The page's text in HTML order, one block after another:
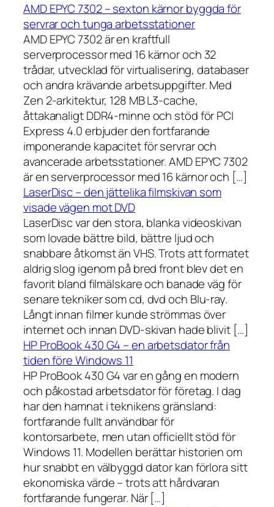
AMD EPYC 7302 – sexton kärnor byggda för
servrar och tunga arbetsstationer
AMD EPYC 7302 är en kraftfull
serverprocessor med 16 kärnor och 32
trådar, utvecklad för virtualisering, databaser
och andra krävande arbetsuppgifter. Med
Zen 2-arkitektur, 128 MB L3-cache,
åttakanaligt DDR4-minne och stöd för PCI
Express 4.0 erbjuder den fortfarande
imponerande kapacitet för servrar och
avancerade arbetsstationer. AMD EPYC 7302
är en serverprocessor med 16 kärnor och […]
LaserDisc – den jättelika filmskivan som
visade vägen mot DVD
LaserDisc var den stora, blanka videoskivan
som lovade bättre bild, bättre ljud och
snabbare åtkomst än VHS. Trots att formatet
aldrig slog igenom på bred front blev det en
favorit bland filmälskare och banade väg för
senare tekniker som cd, dvd och Blu-ray.
Långt innan filmer kunde strömmas över
internet och innan DVD-skivan hade blivit […]
HP ProBook 430 G4 – en arbetsdator från
tiden före Windows 11
HP ProBook 430 G4 var en gång en modern
och påkostad arbetsdator för företag. I dag
har den hamnat i teknikens gränsland:
fortfarande fullt användbar för
kontorsarbete, men utan officiellt stöd för
Windows 11. Modellen berättar historien om
hur snabbt en välbyggd dator kan förlora sitt
ekonomiska värde – trots att hårdvaran
fortfarande fungerar. När […]